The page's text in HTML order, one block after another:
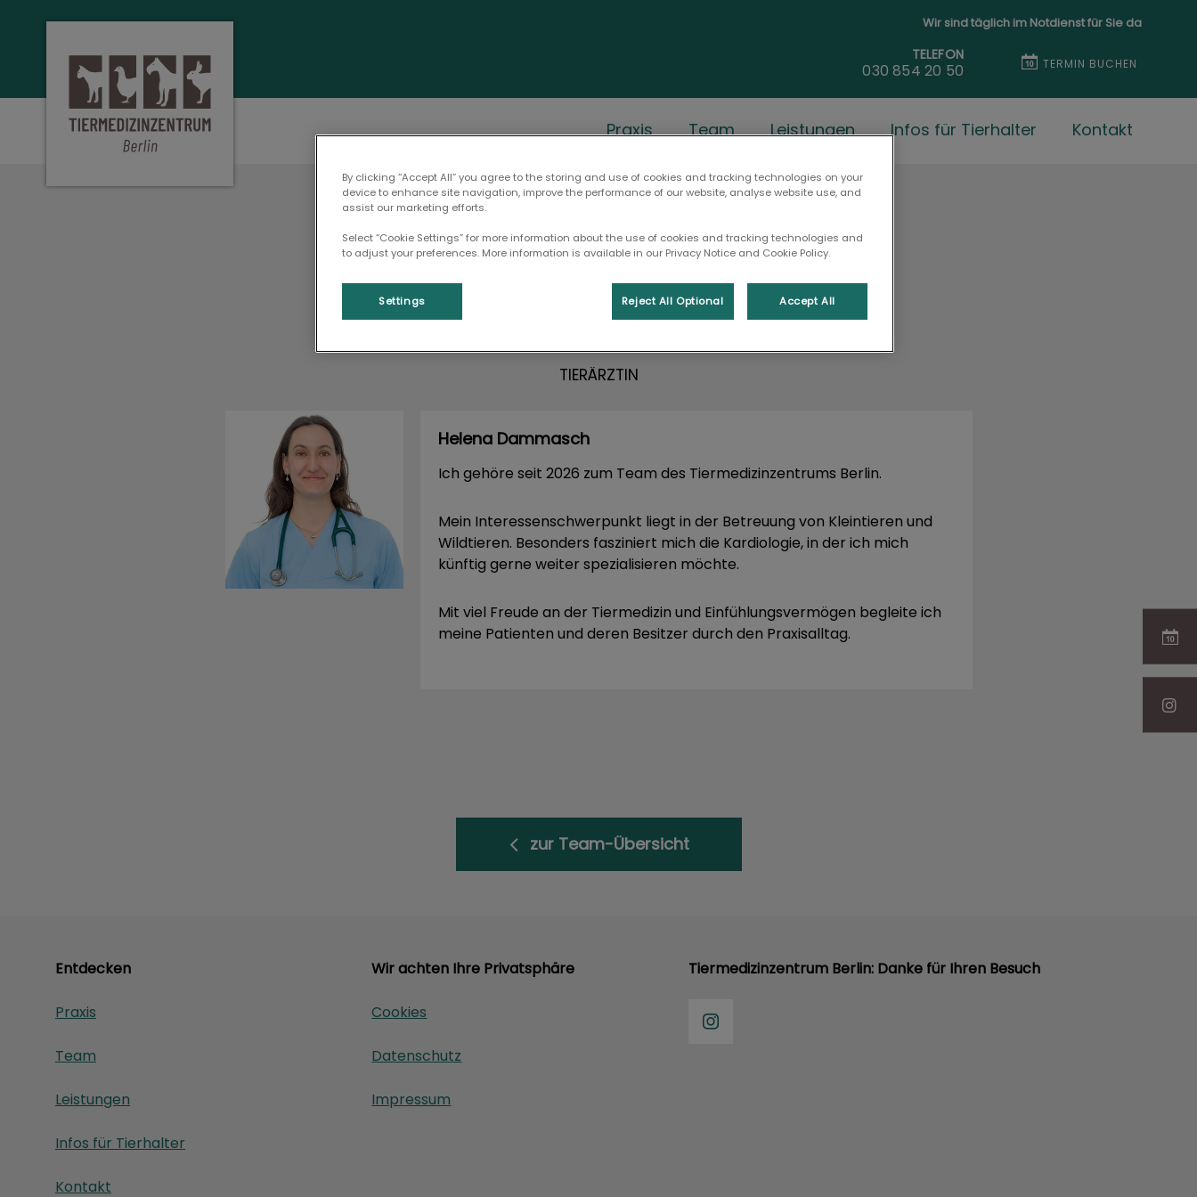
Wir sind täglich im Notdienst für Sie da
Homepage Tiermedizinzentrum Berlin
TELEFON
030 854 20 50 TERMIN BUCHEN
Praxis Team Leistungen Infos für Tierhalter Kontakt
Helena Dammasch
TIERÄRZTIN
Helena Dammasch
Ich gehöre seit 2026 zum Team des Tiermedizinzentrums Berlin.
Mein Interessenschwerpunkt liegt in der Betreuung von Kleintieren und
Wildtieren. Besonders fasziniert mich die Kardiologie, in der ich mich
künftig gerne weiter spezialisieren möchte.
Mit viel Freude an der Tiermedizin und Einfühlungsvermögen begleite ich
meine Patienten und deren Besitzer durch den Praxisalltag.
zur Team-Übersicht
Entdecken
Praxis
Team
Leistungen
Infos für Tierhalter
Kontakt
Wir achten Ihre Privatsphäre
Cookies
Datenschutz
Impressum
Tiermedizinzentrum Berlin: Danke für Ihren Besuch
By clicking “Accept All” you agree to the storing and use of cookies and tracking technologies on your
device to enhance site navigation, improve the performance of our website, analyse website use, and
assist our marketing efforts.
Select “Cookie Settings” for more information about the use of cookies and tracking technologies and
to adjust your preferences. More information is available in our Privacy Notice and Cookie Policy.
Settings Reject All Optional Accept All